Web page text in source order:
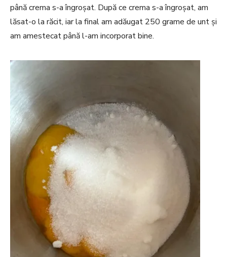
până crema s-a îngroșat. După ce crema s-a îngroșat, am
lăsat-o la răcit, iar la final am adăugat 250 grame de unt și
am amestecat până l-am incorporat bine.